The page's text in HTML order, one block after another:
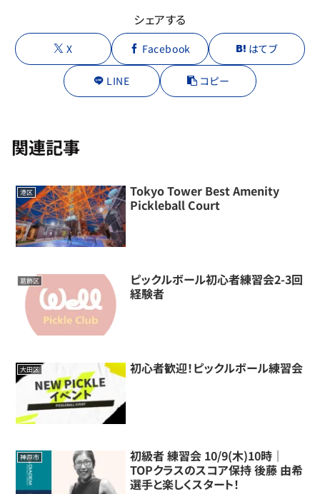
シェアする
X Facebook はてブ
LINE コピー
関連記事
港区
Tokyo Tower Best Amenity
Pickleball Court
葛飾区
ピックルボール初心者練習会2-3回
経験者
大田区 初心者歓迎！ピックルボール練習会
神戸市
初級者 練習会 10/9(木)10時｜
TOPクラスのスコア保持 後藤 由希
選手と楽しくスタート！